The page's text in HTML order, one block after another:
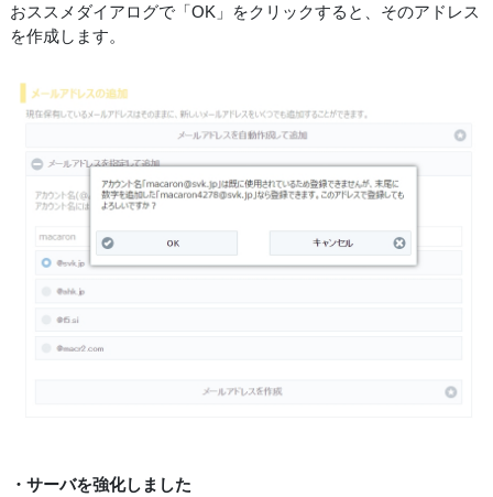
おススメダイアログで「OK」をクリックすると、そのアドレス
を作成します。
・サーバを強化しました